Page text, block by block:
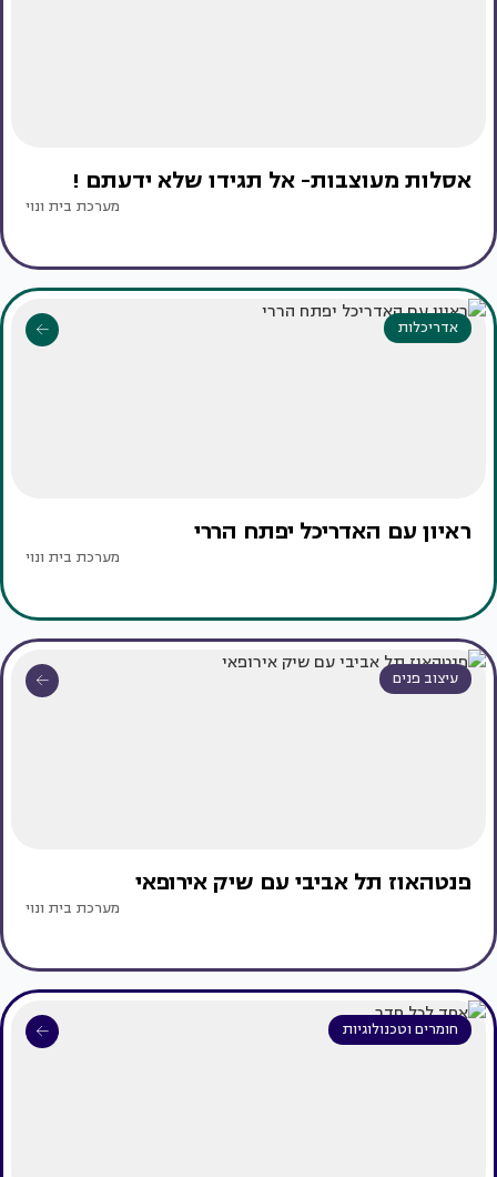
אסלות מעוצבות- אל תגידו שלא ידעתם !
מערכת בית ונוי
אדריכלות
ראיון עם האדריכל יפתח הררי
מערכת בית ונוי
עיצוב פנים
פנטהאוז תל אביבי עם שיק אירופאי
מערכת בית ונוי
חומרים וטכנולוגיות